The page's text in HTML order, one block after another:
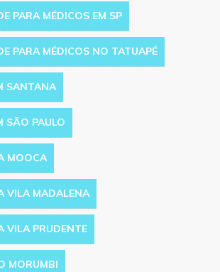
PARA MÉDICOS EM SP
PARA MÉDICOS NO TATUAPÉ
SANTANA
SÃO PAULO
MOOCA
VILA MADALENA
VILA PRUDENTE
MORUMBI